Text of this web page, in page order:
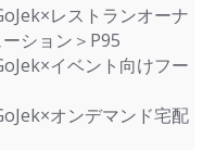
レストランオーナ
ション＞P95
イベント向けフー
オンデマンド宅配